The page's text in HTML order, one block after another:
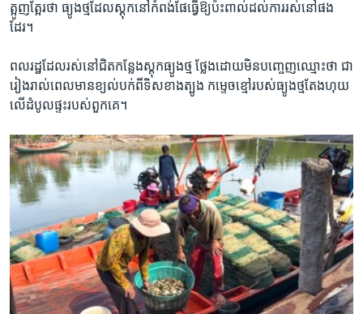
ត្អូញត្អែរ​ថា ធ្យូងថ្ម​ដែល​ស្តុក​នៅ​កំពង់​ផែធ្វើ​ឱ្យ​ប៉ះពាល់​ដល់​ការរស់នៅ​ផង​
ដែរ។
ពលរដ្ឋ​ដែល​រស់​នៅ​ជិត​កន្លែង​ស្តុក​ធ្យូង​ថ្ម ថ្លែង​ដោយ​មិន​បញ្ចេញ​ឈ្មោះ​ថា ជា
រៀង​រាល់​ពេលមាន​ខ្យល់​បក់​ពី​ទិស​ខាងត្បូង ​កម្ទេច​ខ្មៅ​របស់​ធ្យូង​ថ្ម​តែង​ហុយ​
លើ​ដំបូល​ផ្ទះ​របស់​ពួកគេ​។